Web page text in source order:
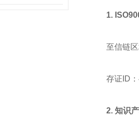
1.
至信链
存证ID
2. 知识